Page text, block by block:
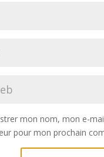
mon nom, mon e-
pour mon prochain